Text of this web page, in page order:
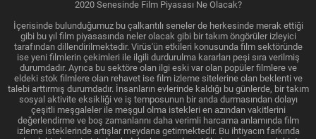
2020 Senesinde Film Piyasası Ne Olacak?
İçerisinde bulunduğumuz bu çalkantılı seneler de herkesinde merak ettiği
gibi bu yıl film piyasasında neler olacak gibi bir takım öngörüler izleyici
tarafından dillendirilmektedir. Virüs'ün etkileri konusunda film sektöründe
ise yeni filmlerin çekimleri ile ilgili durdurulma kararları peşi sıra verilmiş
durumdadır. Ayrıca bu sektöre olan ilgi eski var olan popüler filmlere ve
eldeki stok filmlere olan rehavet ise film izleme sitelerine olan beklenti ve
talebi arttırmış durumdadır. İnsanların evlerinde kaldığı bu günlerde, bir takım
sosyal aktivite eksikliği ve iş temposunun bir anda durmasından dolayı
çeşitli meşgaleler ile meşgul olma istekleri en azından vakitlerini
değerlendirme ve boş zamanlarını daha verimli harcama anlamında film
izleme isteklerinde artışlar meydana getirmektedir. Bu ihtiyacın farkında